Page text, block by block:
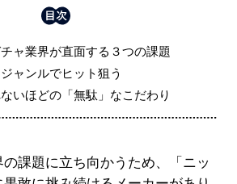
ャ業界が直面する３つの課題
ャンルでヒット狙う
いほどの「無駄」なこだわり
課題に立ち向かうため、「ニッ